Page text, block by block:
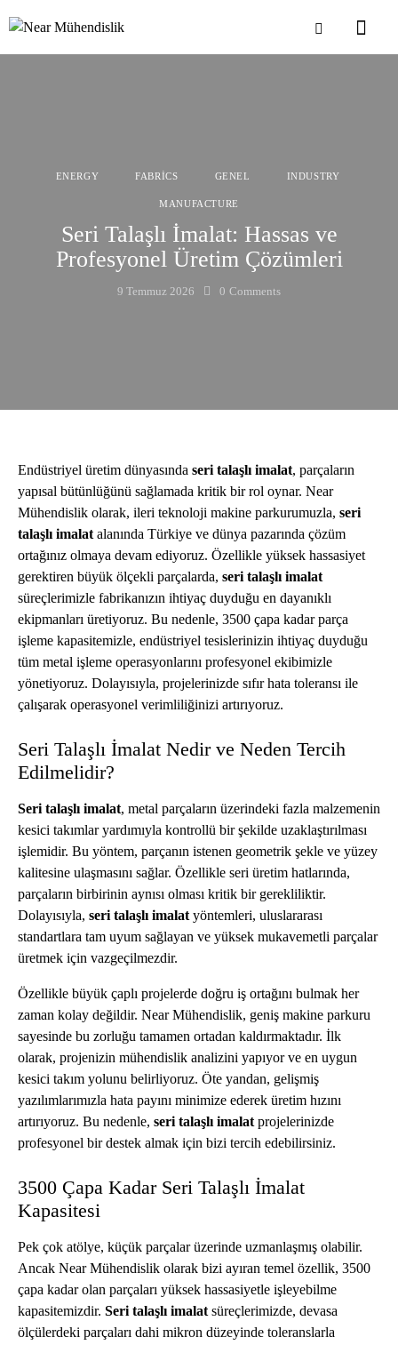
ENERGY FABRICS GENEL INDUSTRY
MANUFACTURE
Seri Talaşlı İmalat: Hassas ve
Profesyonel Üretim Çözümleri
9 Temmuz 2026 0 Comments
Endüstriyel üretim dünyasında seri talaşlı imalat, parçaların
yapısal bütünlüğünü sağlamada kritik bir rol oynar. Near
Mühendislik olarak, ileri teknoloji makine parkurumuzla, seri
talaşlı imalat alanında Türkiye ve dünya pazarında çözüm
ortağınız olmaya devam ediyoruz. Özellikle yüksek hassasiyet
gerektiren büyük ölçekli parçalarda, seri talaşlı imalat
süreçlerimizle fabrikanızın ihtiyaç duyduğu en dayanıklı
ekipmanları üretiyoruz. Bu nedenle, 3500 çapa kadar parça
işleme kapasitemizle, endüstriyel tesislerinizin ihtiyaç duyduğu
tüm metal işleme operasyonlarını profesyonel ekibimizle
yönetiyoruz. Dolayısıyla, projelerinizde sıfır hata toleransı ile
çalışarak operasyonel verimliliğinizi artırıyoruz.
Seri Talaşlı İmalat Nedir ve Neden Tercih
Edilmelidir?
Seri talaşlı imalat, metal parçaların üzerindeki fazla malzemenin
kesici takımlar yardımıyla kontrollü bir şekilde uzaklaştırılması
işlemidir. Bu yöntem, parçanın istenen geometrik şekle ve yüzey
kalitesine ulaşmasını sağlar. Özellikle seri üretim hatlarında,
parçaların birbirinin aynısı olması kritik bir gerekliliktir.
Dolayısıyla, seri talaşlı imalat yöntemleri, uluslararası
standartlara tam uyum sağlayan ve yüksek mukavemetli parçalar
üretmek için vazgeçilmezdir.
Özellikle büyük çaplı projelerde doğru iş ortağını bulmak her
zaman kolay değildir. Near Mühendislik, geniş makine parkuru
sayesinde bu zorluğu tamamen ortadan kaldırmaktadır. İlk
olarak, projenizin mühendislik analizini yapıyor ve en uygun
kesici takım yolunu belirliyoruz. Öte yandan, gelişmiş
yazılımlarımızla hata payını minimize ederek üretim hızını
artırıyoruz. Bu nedenle, seri talaşlı imalat projelerinizde
profesyonel bir destek almak için bizi tercih edebilirsiniz.
3500 Çapa Kadar Seri Talaşlı İmalat
Kapasitesi
Pek çok atölye, küçük parçalar üzerinde uzmanlaşmış olabilir.
Ancak Near Mühendislik olarak bizi ayıran temel özellik, 3500
çapa kadar olan parçaları yüksek hassasiyetle işleyebilme
kapasitemizdir. Seri talaşlı imalat süreçlerimizde, devasa
ölçülerdeki parçaları dahi mikron düzeyinde toleranslarla